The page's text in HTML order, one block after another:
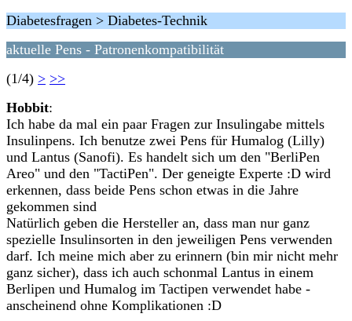
Diabetesfragen > Diabetes-Technik
aktuelle Pens - Patronenkompatibilität
(1/4) > >>
Hobbit:
Ich habe da mal ein paar Fragen zur Insulingabe mittels
Insulinpens. Ich benutze zwei Pens für Humalog (Lilly)
und Lantus (Sanofi). Es handelt sich um den "BerliPen
Areo" und den "TactiPen". Der geneigte Experte :D wird
erkennen, dass beide Pens schon etwas in die Jahre
gekommen sind
Natürlich geben die Hersteller an, dass man nur ganz
spezielle Insulinsorten in den jeweiligen Pens verwenden
darf. Ich meine mich aber zu erinnern (bin mir nicht mehr
ganz sicher), dass ich auch schonmal Lantus in einem
Berlipen und Humalog im Tactipen verwendet habe -
anscheinend ohne Komplikationen :D